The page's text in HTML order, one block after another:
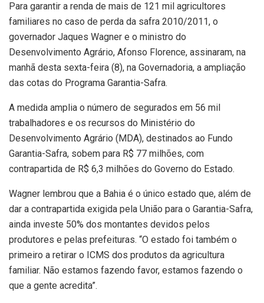
Para garantir a renda de mais de 121 mil agricultores
familiares no caso de perda da safra 2010/2011, o
governador Jaques Wagner e o ministro do
Desenvolvimento Agrário, Afonso Florence, assinaram, na
manhã desta sexta-feira (8), na Governadoria, a ampliação
das cotas do Programa Garantia-Safra.
A medida amplia o número de segurados em 56 mil
trabalhadores e os recursos do Ministério do
Desenvolvimento Agrário (MDA), destinados ao Fundo
Garantia-Safra, sobem para R$ 77 milhões, com
contrapartida de R$ 6,3 milhões do Governo do Estado.
Wagner lembrou que a Bahia é o único estado que, além de
dar a contrapartida exigida pela União para o Garantia-Safra,
ainda investe 50% dos montantes devidos pelos
produtores e pelas prefeituras. “O estado foi também o
primeiro a retirar o ICMS dos produtos da agricultura
familiar. Não estamos fazendo favor, estamos fazendo o
que a gente acredita”.